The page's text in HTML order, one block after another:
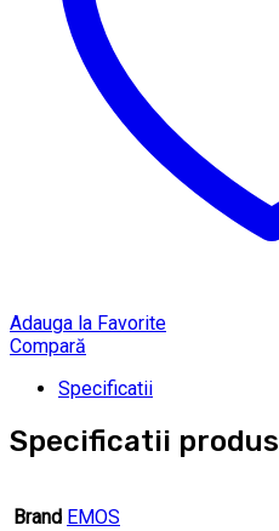
Adauga la Favorite
Compară
Specificatii
Specificatii produs
Brand EMOS